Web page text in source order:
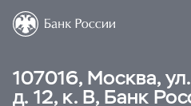
107016, Москва,
д. 12, к. В, Банк